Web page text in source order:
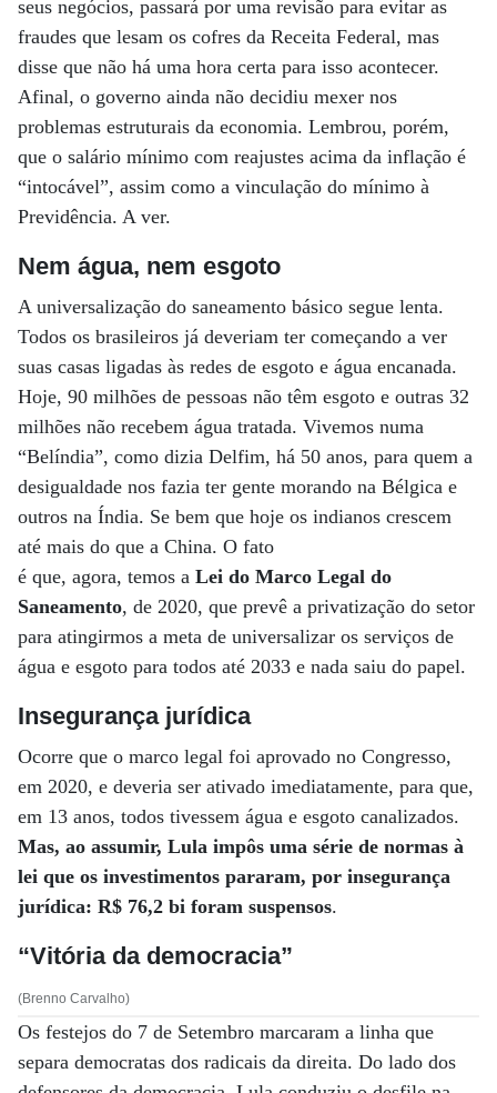
seus negócios, passará por uma revisão para evitar as
fraudes que lesam os cofres da Receita Federal, mas
disse que não há uma hora certa para isso acontecer.
Afinal, o governo ainda não decidiu mexer nos
problemas estruturais da economia. Lembrou, porém,
que o salário mínimo com reajustes acima da inflação é
“intocável”, assim como a vinculação do mínimo à
Previdência. A ver.
Nem água, nem esgoto
A universalização do saneamento básico segue lenta.
Todos os brasileiros já deveriam ter começando a ver
suas casas ligadas às redes de esgoto e água encanada.
Hoje, 90 milhões de pessoas não têm esgoto e outras 32
milhões não recebem água tratada. Vivemos numa
“Belíndia”, como dizia Delfim, há 50 anos, para quem a
desigualdade nos fazia ter gente morando na Bélgica e
outros na Índia. Se bem que hoje os indianos crescem
até mais do que a China. O fato
é que, agora, temos a Lei do Marco Legal do
Saneamento, de 2020, que prevê a privatização do setor
para atingirmos a meta de universalizar os serviços de
água e esgoto para todos até 2033 e nada saiu do papel.
Insegurança jurídica
Ocorre que o marco legal foi aprovado no Congresso,
em 2020, e deveria ser ativado imediatamente, para que,
em 13 anos, todos tivessem água e esgoto canalizados.
Mas, ao assumir, Lula impôs uma série de normas à
lei que os investimentos pararam, por insegurança
jurídica: R$ 76,2 bi foram suspensos.
“Vitória da democracia”
(Brenno Carvalho)
Os festejos do 7 de Setembro marcaram a linha que
separa democratas dos radicais da direita. Do lado dos